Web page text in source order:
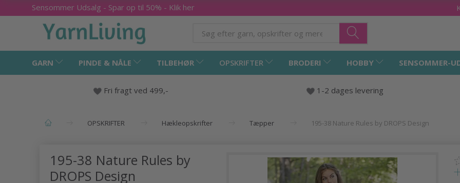
Sensommer Udsalg - Spar op til 50% - Klik her
GARN PINDE & NÅLE TILBEHØR OPSKRIFTER BRODERI HOBBY SENSOMMER-
Fri fragt ved 499,- 1-2 dages levering
OPSKRIFTER Hækleopskrifter Tæpper 195-38 Nature Rules by DROPS Design
195-38 Nature Rules by
DROPS Design